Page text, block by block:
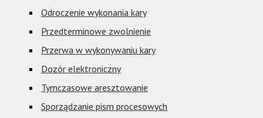
Odroczenie wykonania kary
Przedterminowe zwolnienie
Przerwa w wykonywaniu kary
Dozór elektroniczny
Tymczasowe aresztowanie
Sporządzanie pism procesowych